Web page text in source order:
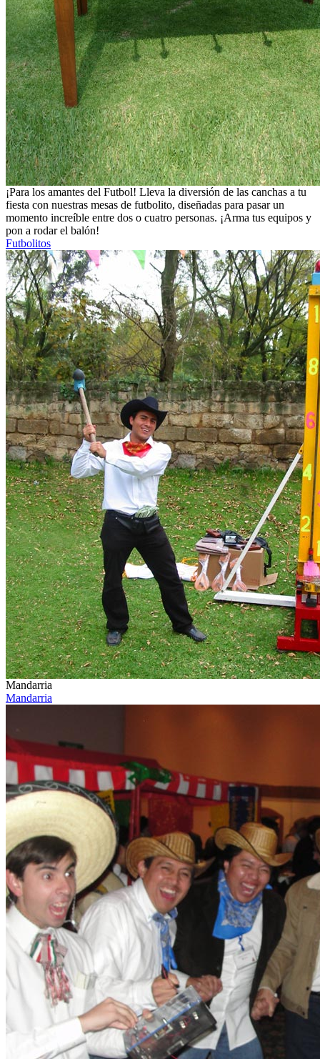
¡Para los amantes del Futbol! Lleva la diversión de las canchas a tu
fiesta con nuestras mesas de futbolito, diseñadas para pasar un
momento increíble entre dos o cuatro personas. ¡Arma tus equipos y
pon a rodar el balón!
Futbolitos
Mandarria
Mandarria